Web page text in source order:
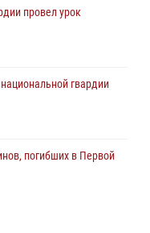
провел урок
гвардии
погибших в Первой